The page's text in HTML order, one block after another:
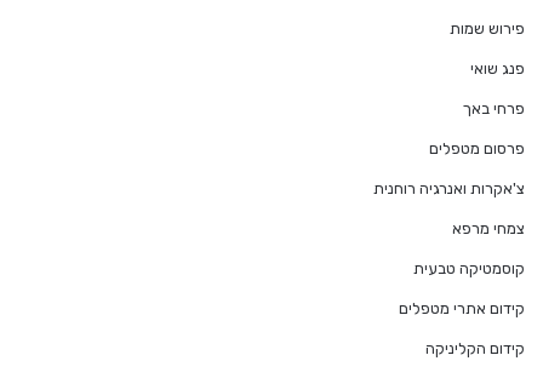
פירוש שמות
פנג שואי
פרחי באך
פרסום מטפלים
צ'אקרות ואנרגיה רוחנית
צמחי מרפא
קוסמטיקה טבעית
קידום אתרי מטפלים
קידום הקליניקה